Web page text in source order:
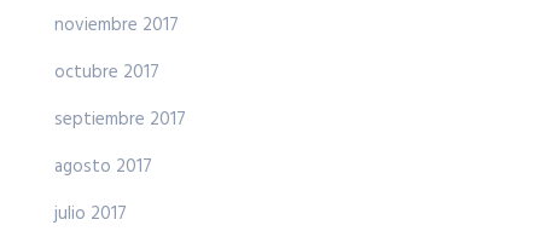
noviembre 2017
octubre 2017
septiembre 2017
agosto 2017
julio 2017